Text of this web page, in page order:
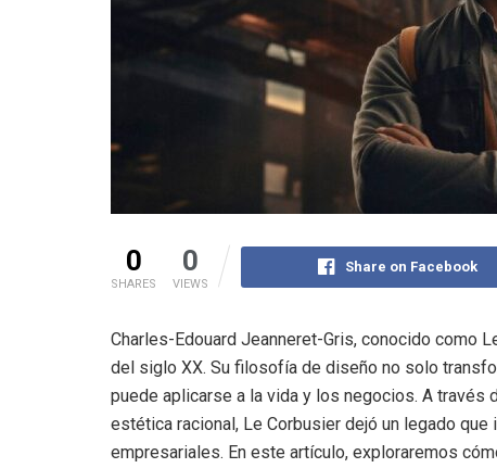
0
SHARES
0
VIEWS
Share on Facebook
Charles-Edouard Jeanneret-Gris, conocido como
del siglo XX. Su filosofía de diseño no solo
puede aplicarse a la vida y los negocios. A través
estética racional, Le Corbusier dejó un legado
empresariales. En este artículo, exploraremos